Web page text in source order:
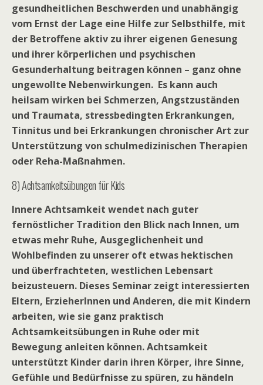
gesundheitlichen Beschwerden und unabhängig
vom Ernst der Lage eine Hilfe zur Selbsthilfe, mit
der Betroffene aktiv zu ihrer eigenen Genesung
und ihrer körperlichen und psychischen
Gesunderhaltung beitragen können – ganz ohne
ungewollte Nebenwirkungen. Es kann auch
heilsam wirken bei Schmerzen, Angstzuständen
und Traumata, stressbedingten Erkrankungen,
Tinnitus und bei Erkrankungen chronischer Art zur
Unterstützung von schulmedizinischen Therapien
oder Reha-Maßnahmen.
8) Achtsamkeitsübungen für Kids
Innere Achtsamkeit wendet nach guter
fernöstlicher Tradition den Blick nach Innen, um
etwas mehr Ruhe, Ausgeglichenheit und
Wohlbefinden zu unserer oft etwas hektischen
und überfrachteten, westlichen Lebensart
beizusteuern. Dieses Seminar zeigt interessierten
Eltern, ErzieherInnen und Anderen, die mit Kindern
arbeiten, wie sie ganz praktisch
Achtsamkeitsübungen in Ruhe oder mit
Bewegung anleiten können. Achtsamkeit
unterstützt Kinder darin ihren Körper, ihre Sinne,
Gefühle und Bedürfnisse zu spüren, zu händeln